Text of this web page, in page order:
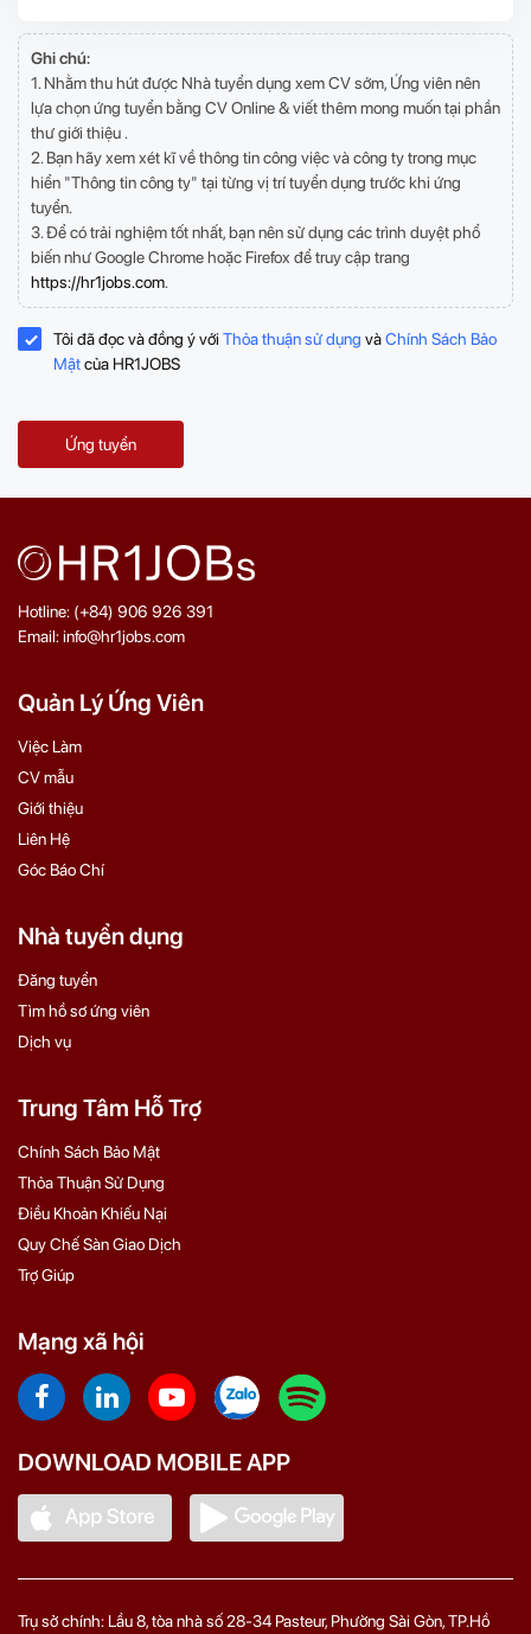
Ghi chú:
1. Nhằm thu hút được Nhà tuyển dụng xem CV sớm, Ứng viên nên
lựa chọn ứng tuyển bằng CV Online & viết thêm mong muốn tại phần
thư giới thiệu .
2. Bạn hãy xem xét kĩ về thông tin công việc và công ty trong mục
hiển "Thông tin công ty" tại từng vị trí tuyển dụng trước khi ứng
tuyển.
3. Để có trải nghiệm tốt nhất, bạn nên sử dụng các trình duyệt phổ
biến như Google Chrome hoặc Firefox để truy cập trang
https://hr1jobs.com.
Tôi đã đọc và đồng ý với Thỏa thuận sử dụng vàChính Sách Bảo
Mậtcủa HR1JOBS
Ứng tuyển
Hotline: (+84) 906 926 391
Email: info@hr1jobs.com
Quản Lý Ứng Viên
Việc Làm
CV mẫu
Giới thiệu
Liên Hệ
Góc Báo Chí
Nhà tuyển dụng
Đăng tuyển
Tìm hồ sơ ứng viên
Dịch vụ
Trung Tâm Hỗ Trợ
Chính Sách Bảo Mật
Thỏa Thuận Sử Dụng
Điều Khoản Khiếu Nại
Quy Chế Sàn Giao Dịch
Trợ Giúp
Mạng xã hội
DOWNLOAD MOBILE APP
Trụ sở chính: Lầu 8, tòa nhà số 28-34 Pasteur, Phường Sài Gòn, TP.Hồ